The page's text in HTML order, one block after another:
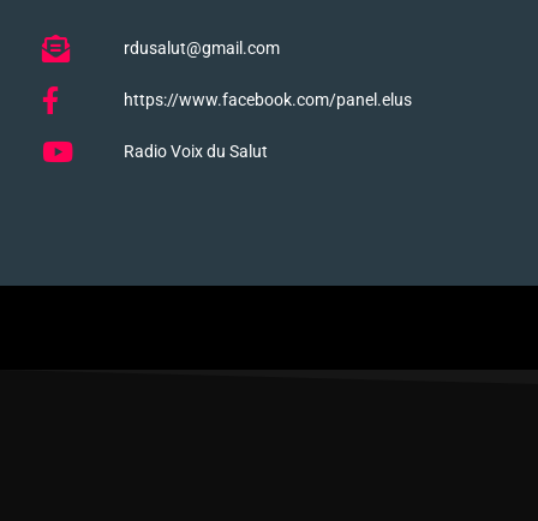
rdusalut@gmail.com
https://www.facebook.com/panel.elus
Radio Voix du Salut